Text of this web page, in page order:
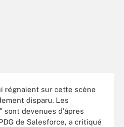
régnaient sur cette scène
disparu. Les
sont devenues d'âpres
de Salesforce, a critiqué